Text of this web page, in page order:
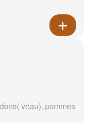
veau), pommes